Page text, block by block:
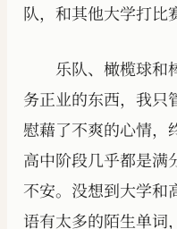
队，和其他大学打比
乐队、橄榄球和
务正业的东西，我只
慰藉了不爽的心情，
高中阶段几乎都是满
不安。没想到大学和
语有太多的陌生单词